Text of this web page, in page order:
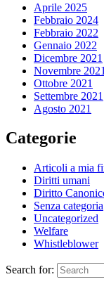
Aprile 2025
Febbraio 2024
Febbraio 2022
Gennaio 2022
Dicembre 2021
Novembre 2021
Ottobre 2021
Settembre 2021
Agosto 2021
Categorie
Articoli a mia
Diritti umani
Diritto
Senza categoria
Uncategorized
Welfare
Whistleblower
Search for: